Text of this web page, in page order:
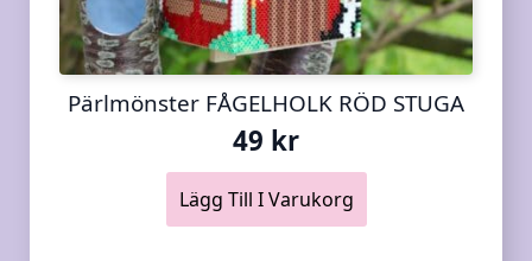
Pärlmönster FÅGELHOLK RÖD STUGA
49 kr
Lägg Till I Varukorg